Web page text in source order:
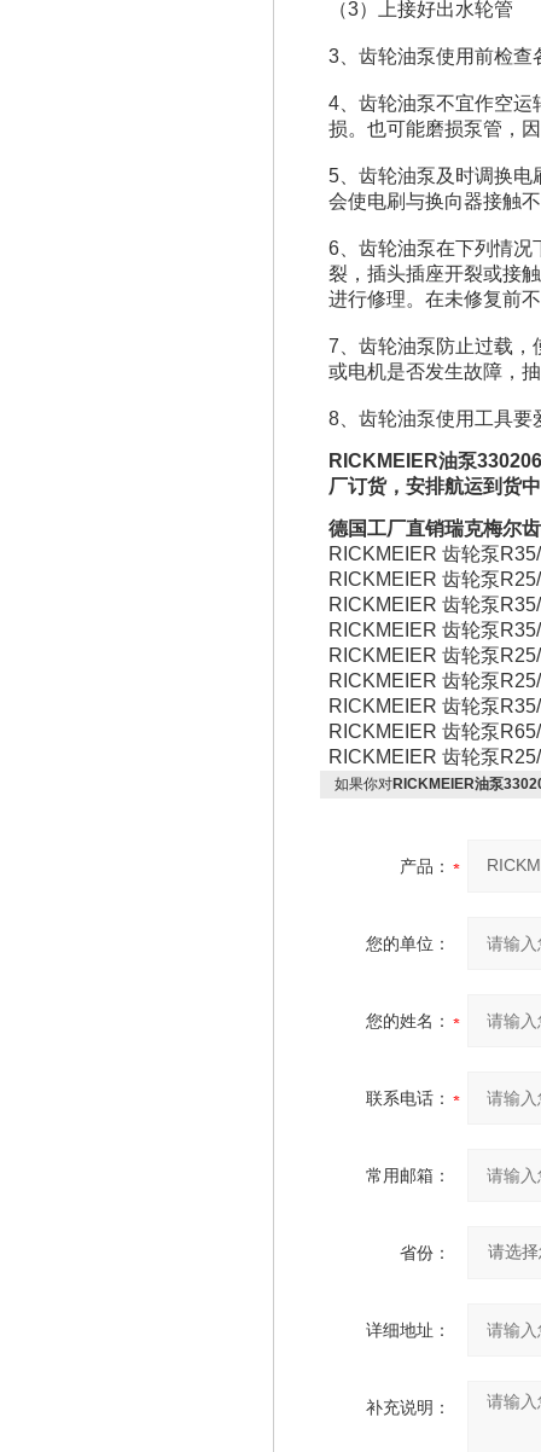
（3）上接好出水轮管
3、齿轮油泵使用前检查
4、齿轮油泵不宜作空运
损。也可能磨损泵管，
5、齿轮油泵及时调换电
会使电刷与换向器接触
6、齿轮油泵在下列情况
裂，插头插座开裂或接
进行修理。在未修复前
7、齿轮油泵防止过载，
或电机是否发生故障，
8、齿轮油泵使用工具要
RICKMEIER油泵
厂订货，安排航运到货
德国工厂直销瑞克梅尔
RICKMEIER 齿轮泵
RICKMEIER 齿轮泵
RICKMEIER 齿轮泵
RICKMEIER 齿轮泵
RICKMEIER 齿轮泵
RICKMEIER 齿轮泵
RICKMEIER 齿轮泵
RICKMEIER 齿轮泵
RICKMEIER 齿轮泵
如果你对RICKMEIER油泵
产品：
您的单位：
您的姓名：
联系电话：
常用邮箱：
省份：
详细地址：
补充说明：